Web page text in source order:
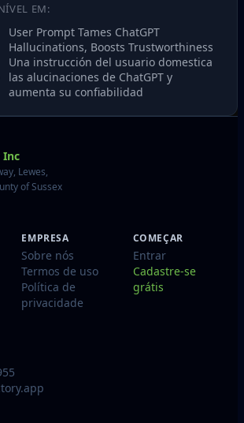
EM:
User Prompt Tames ChatGPT
Hallucinations, Boosts Trustworthiness
Una instrucción del usuario domestica
las alucinaciones de ChatGPT y
aumenta su confiabilidad
Inc
Lewes,
of Sussex
EMPRESA
Sobre nós
Termos de uso
Política de
privacidade
COMEÇAR
Entrar
Cadastre-se
grátis